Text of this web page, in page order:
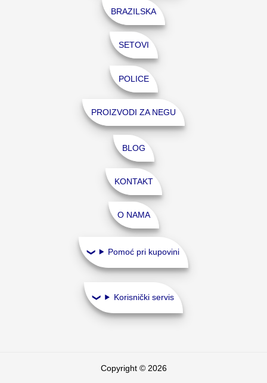
BRAZILSKA
SETOVI
POLICE
PROIZVODI ZA NEGU
BLOG
KONTAKT
O NAMA
Pomoć pri kupovini
Korisnički servis
Copyright © 2026